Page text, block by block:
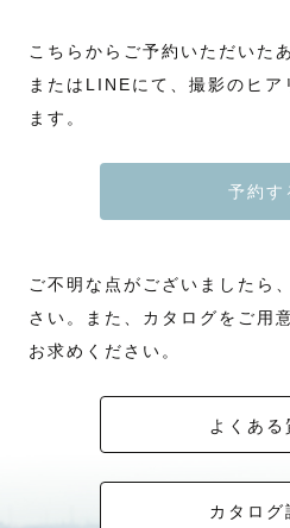
こちらからご予約いただいた
またはLINEにて、撮影のヒア
ます。
予約す
ご不明な点がございましたら
さい。また、カタログをご用
お求めください。
よくある
カタログ